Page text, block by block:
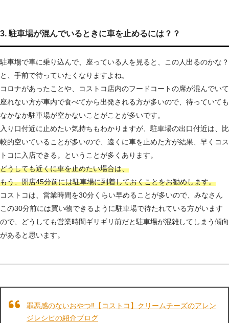
3. 駐車場が混んでいるときに車を止めるには？？
駐車場で車に乗り込んで、座っている人を見ると、この人出るのかな？
と、手前で待っていたくなりますよね。
コロナがあったことや、コストコ店内のフードコートの席が混んでいて
座れない方が車内で食べてから出発される方が多いので、待っていても
なかなか駐車場が空かないことがことが多いです。
入り口付近に止めたい気持ちもわかりますが、駐車場の出口付近は、比
較的空いていることが多いので、遠くに車を止めた方が結果、早くコス
トコに入店できる。ということが多くあります。
どうしても近くに車を止めたい場合は、
もう、開店45分前には駐車場に到着しておくことをお勧めします。
コストコは、営業時間を30分くらい早めることが多いので、みなさん
この30分前には買い物できるように駐車場で待たれている方がいます
ので、どうしても営業時間ギリギリ前だと駐車場が混雑してしまう傾向
があると思います。
罪悪感のないおやつ‼【コストコ】クリームチーズのアレン
ジレシピの紹介ブログ